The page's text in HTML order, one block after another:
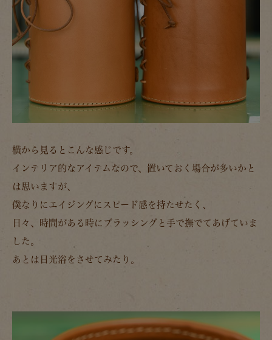
横から見るとこんな感じです。
インテリア的なアイテムなので、置いておく場合が多いかと
は思いますが、
僕なりにエイジングにスピード感を持たせたく、
日々、時間がある時にブラッシングと手で撫でてあげていま
した。
あとは日光浴をさせてみたり。